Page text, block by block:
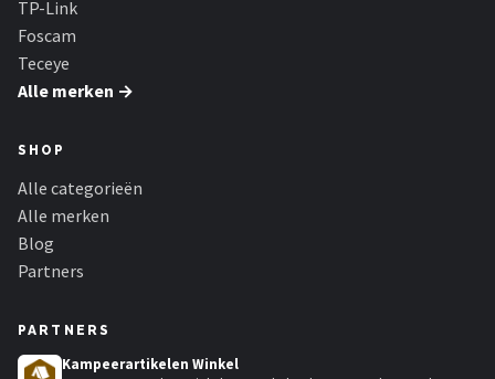
TP-Link
Foscam
Teceye
Alle merken →
SHOP
Alle categorieën
Alle merken
Blog
Partners
PARTNERS
Kampeerartikelen Winkel